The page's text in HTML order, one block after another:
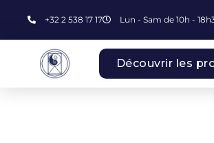
+32 2 538 17 17 Lun - Sam de 10h -
Découvrir les